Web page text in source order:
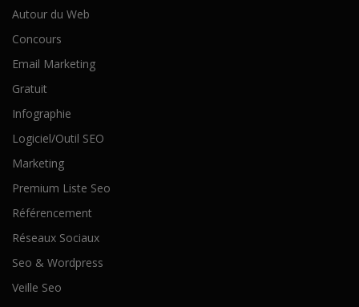
Autour du Web
Concours
Email Marketing
Gratuit
Infographie
Logiciel/Outil SEO
Marketing
Premium Liste Seo
Référencement
Réseaux Sociaux
Seo & Wordpress
Veille Seo